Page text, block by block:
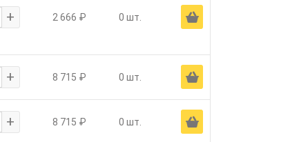
+ 2 666 ₽ 0 шт. Ä
+ 8 715 ₽ 0 шт. Ä
+ 8 715 ₽ 0 шт. Ä